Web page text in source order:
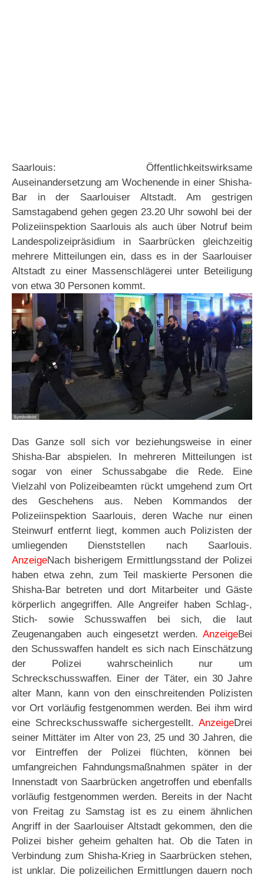
Saarlouis: Öffentlichkeitswirksame
Auseinandersetzung am Wochenende in einer Shisha-
Bar in der Saarlouiser Altstadt. Am gestrigen
Samstagabend gehen gegen 23.20 Uhr sowohl bei der
Polizeiinspektion Saarlouis als auch über Notruf beim
Landespolizeipräsidium in Saarbrücken gleichzeitig
mehrere Mitteilungen ein, dass es in der Saarlouiser
Altstadt zu einer Massenschlägerei unter Beteiligung
von etwa 30 Personen kommt.
Das Ganze soll sich vor beziehungsweise in einer
Shisha-Bar abspielen. In mehreren Mitteilungen ist
sogar von einer Schussabgabe die Rede. Eine
Vielzahl von Polizeibeamten rückt umgehend zum Ort
des Geschehens aus. Neben Kommandos der
Polizeiinspektion Saarlouis, deren Wache nur einen
Steinwurf entfernt liegt, kommen auch Polizisten der
umliegenden Dienststellen nach Saarlouis.
AnzeigeNach bisherigem Ermittlungsstand der Polizei
haben etwa zehn, zum Teil maskierte Personen die
Shisha-Bar betreten und dort Mitarbeiter und Gäste
körperlich angegriffen. Alle Angreifer haben Schlag-,
Stich- sowie Schusswaffen bei sich, die laut
Zeugenangaben auch eingesetzt werden. AnzeigeBei
den Schusswaffen handelt es sich nach Einschätzung
der Polizei wahrscheinlich nur um
Schreckschusswaffen. Einer der Täter, ein 30 Jahre
alter Mann, kann von den einschreitenden Polizisten
vor Ort vorläufig festgenommen werden. Bei ihm wird
eine Schreckschusswaffe sichergestellt. AnzeigeDrei
seiner Mittäter im Alter von 23, 25 und 30 Jahren, die
vor Eintreffen der Polizei flüchten, können bei
umfangreichen Fahndungsmaßnahmen später in der
Innenstadt von Saarbrücken angetroffen und ebenfalls
vorläufig festgenommen werden. Bereits in der Nacht
von Freitag zu Samstag ist es zu einem ähnlichen
Angriff in der Saarlouiser Altstadt gekommen, den die
Polizei bisher geheim gehalten hat. Ob die Taten in
Verbindung zum Shisha-Krieg in Saarbrücken stehen,
ist unklar. Die polizeilichen Ermittlungen dauern noch